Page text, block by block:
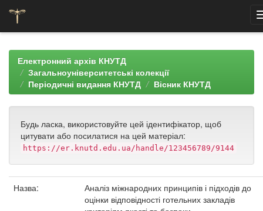
navigationЕлектронний архів КНУТД
Загальноуніверситетські колекції
Періодичні видання КНУТД
Вісник КНУТД
Будь ласка, використовуйте цей ідентифікатор, щоб
цитувати або посилатися на цей матеріал:
https://er.knutd.edu.ua/handle/123456789/9144
Назва:
Аналіз міжнародних принципів і підходів до
оцінки відповідності готельних закладів